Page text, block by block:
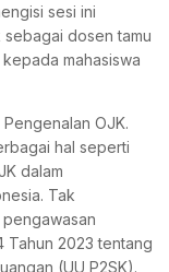
sesi ini
dosen tamu
mahasiswa
OJK.
hal seperti
dalam
Tak
Tahun 2023 tentang
(UU P2SK).